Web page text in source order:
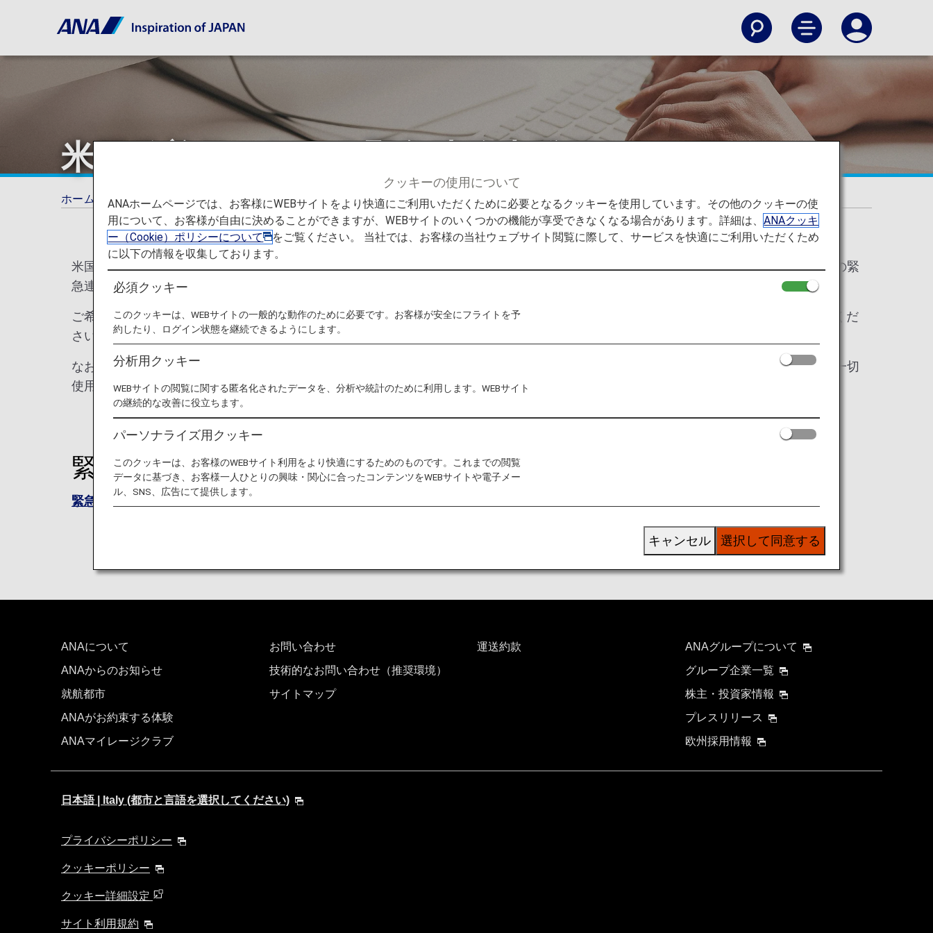
米国発着便における緊急連絡先登録について
ホーム ご旅行の準備 各国の特別なお知らせ 米国発着便における緊急連絡先登録について
米国の法律に基づき、米国籍を有するお客様が米国を発着するANA運航便にご搭乗いただく際、お客様がご希望される場合には、事故時の緊
急連絡先をお預かりいたします。
ご希望されるお客様は、以下より緊急連絡先登録フォームを印刷し、必要事項をご記入のうえ、ご搭乗便出発ゲートの空港係員にお渡しくだ
さい。
なお、お預かりした緊急連絡先はご搭乗便の目的地到着後は適切に破棄し、ANAが緊急時の連絡に使用する以外、その他の商業目的では一切
使用いたしません。
緊急連絡先登録フォームのダウンロード
緊急連絡先登録フォーム（34KB）
ANAについて
ANAからのお知らせ
就航都市
ANAがお約束する体験
ANAマイレージクラブ
お問い合わせ
技術的なお問い合わせ（推奨環境）
サイトマップ
運送約款
ANAグループについて
グループ企業一覧
株主・投資家情報
プレスリリース
欧州採用情報
日本語 | Italy (都市と言語を選択してください)
プライバシーポリシー
クッキーポリシー
クッキー詳細設定
サイト利用規約
クッキーの使用について
ANAホームページでは、お客様にWEBサイトをより快適にご利用いただくために必要となるクッキーを使用しています。その他のクッキーの使
用について、お客様が自由に決めることができますが、WEBサイトのいくつかの機能が享受できなくなる場合があります。詳細は、ANAクッキ
ー（Cookie）ポリシーについて
をご覧ください。 当社では、お客様の当社ウェブサイト閲覧に際して、サービスを快適にご利用いただくため
に以下の情報を収集しております。
必須クッキー
このクッキーは、WEBサイトの一般的な動作のために必要です。お客様が安全にフライトを予
約したり、ログイン状態を継続できるようにします。
分析用クッキー
WEBサイトの閲覧に関する匿名化されたデータを、分析や統計のために利用します。WEBサイト
の継続的な改善に役立ちます。
パーソナライズ用クッキー
このクッキーは、お客様のWEBサイト利用をより快適にするためのものです。これまでの閲覧
データに基づき、お客様一人ひとりの興味・関心に合ったコンテンツをWEBサイトや電子メー
ル、SNS、広告にて提供します。
選択して同意する
キャンセル